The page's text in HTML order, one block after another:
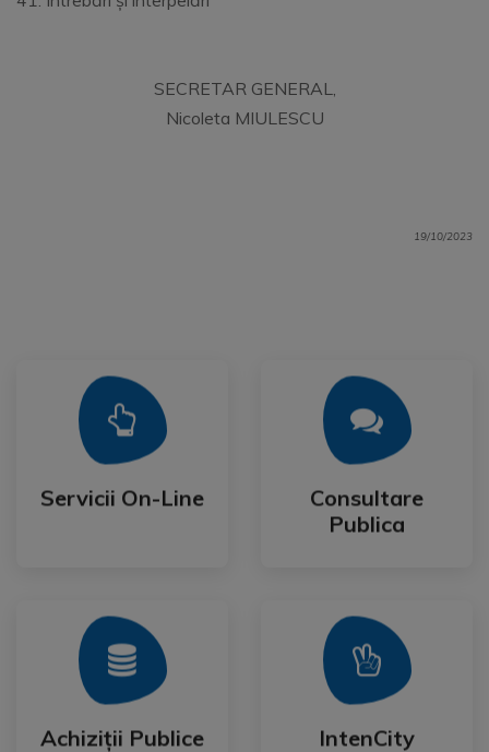
SECRETAR GENERAL,
Nicoleta MIULESCU
19/10/2023
Servicii On-Line
Servicii On-Line
Mai Mult
Consultare
Publica
Consultare
Publica
Mai Mult
Achiziții Publice
Achiziții Publice
Mai Mult
IntenCity
Festival
Mai Mult